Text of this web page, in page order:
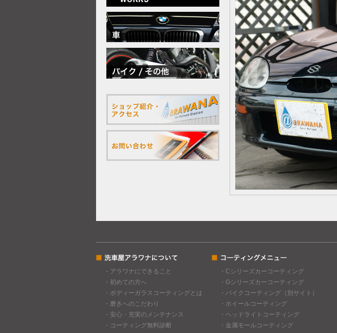
・アラワナにできること
・初めての方へ
・ボディーガラスコーティングとは
・磨きへのこだわり
・安心・充実のメンテナンス
・コーティング無料診断
・Cシリーズカーコーティング
・Gシリーズカーコーティング
・バイクコーティング（別サイト）
・ホイールコーティング
・ヘッドライトコーティング
・金属モールコーティング